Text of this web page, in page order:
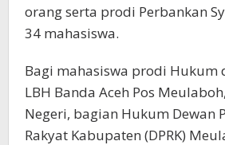
orang serta prodi Perbankan
34 mahasiswa.
Bagi mahasiswa prodi Hukum
LBH Banda Aceh Pos
Negeri, bagian Hukum Dewan
Rakyat Kabupaten (DPRK)